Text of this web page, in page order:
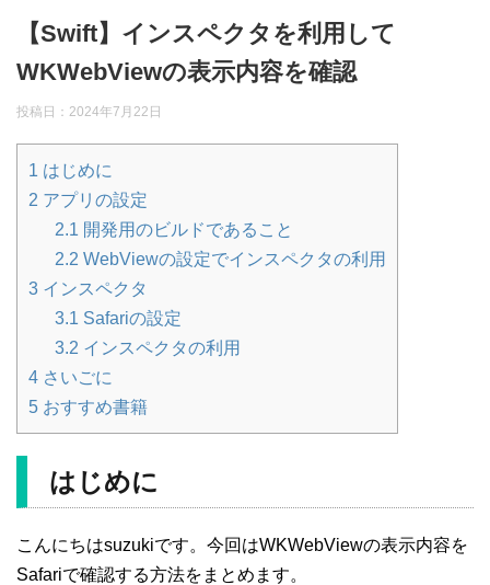
【Swift】インスペクタを利用して
WKWebViewの表示内容を確認
投稿日： 2024年7月22日
1 はじめに
2 アプリの設定
2.1 開発用のビルドであること
2.2 WebViewの設定でインスペクタの利用
3 インスペクタ
3.1 Safariの設定
3.2 インスペクタの利用
4 さいごに
5 おすすめ書籍
はじめに
こんにちはsuzukiです。今回はWKWebViewの表示内容を
Safariで確認する方法をまとめます。